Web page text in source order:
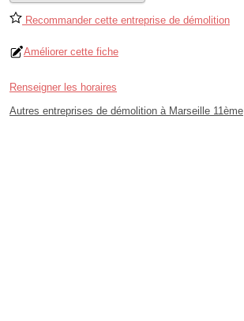
Recommander cette entreprise de démolition
Améliorer cette fiche
Renseigner les horaires
Autres entreprises de démolition à Marseille 11ème